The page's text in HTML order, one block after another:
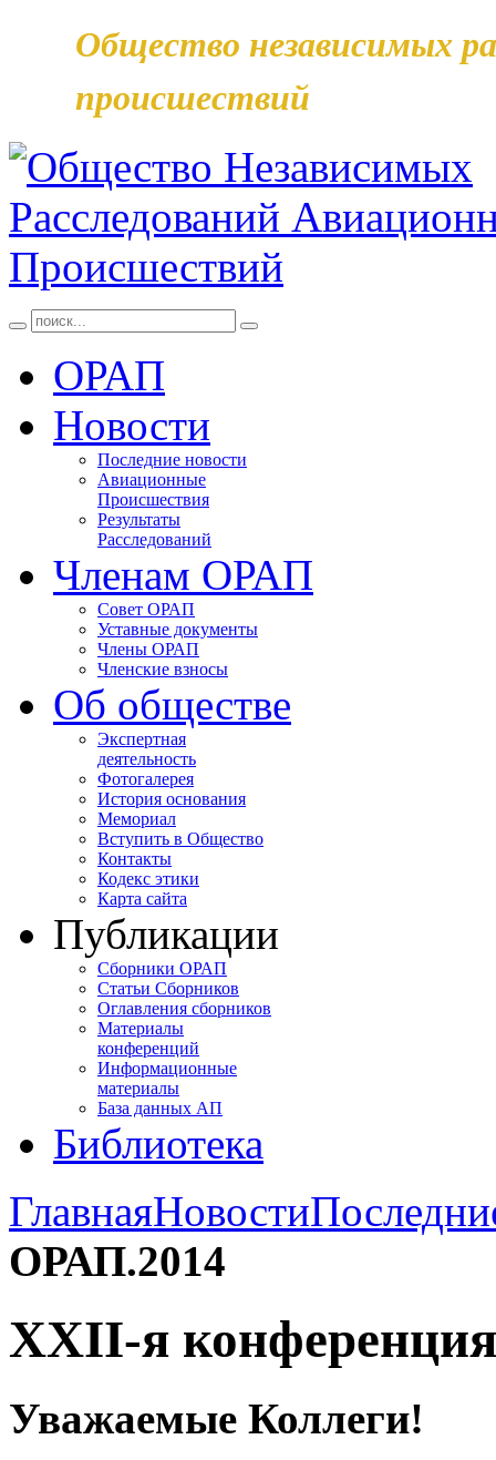
Общество независимых
происшествий
ОРАП
Новости
Последние новости
Авиационные
Происшествия
Результаты
Расследований
Членам ОРАП
Совет ОРАП
Уставные документы
Члены ОРАП
Членские взносы
Об обществе
Экспертная
деятельность
Фотогалерея
История основания
Мемориал
Вступить в Общество
Контакты
Кодекс этики
Карта сайта
Публикации
Сборники ОРАП
Статьи Сборников
Оглавления сборников
Материалы
конференций
Информационные
материалы
База данных АП
Библиотека
ГлавнаяНовости
ОРАП.2014
XXII-я
Уважаемые Коллеги!